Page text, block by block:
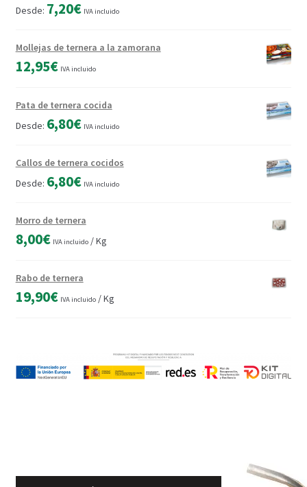
Valorado con
de 5
Desde: 7,20€ IVA incluido
Mollejas de ternera a la zamorana
12,95€ IVA incluido
Pata de ternera cocida
Desde: 6,80€ IVA incluido
Callos de ternera cocidos
Desde: 6,80€ IVA incluido
Morro de ternera
8,00€ IVA incluido/ Kg
Rabo de ternera
19,90€ IVA incluido/ Kg